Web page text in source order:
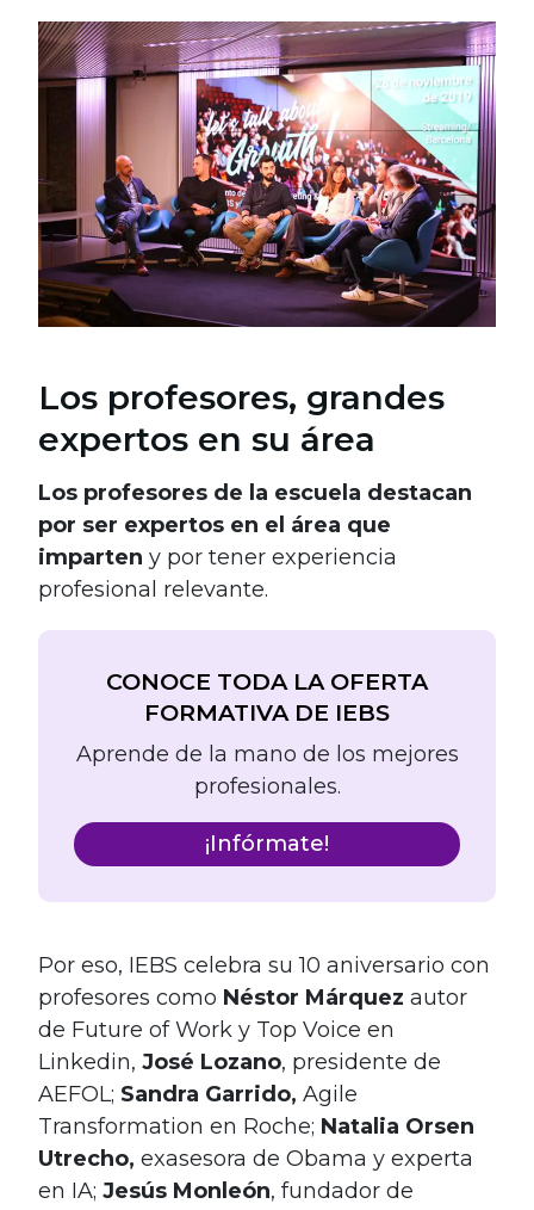
Los profesores, grandes
expertos en su área
Los profesores de la escuela destacan
por ser expertos en el área que
imparten y por tener experiencia
profesional relevante.
CONOCE TODA LA OFERTA
FORMATIVA DE IEBS
Aprende de la mano de los mejores
profesionales.
¡Infórmate!
Por eso, IEBS celebra su 10 aniversario con
profesores como Néstor Márquez autor
de Future of Work y Top Voice en
Linkedin, José Lozano, presidente de
AEFOL; Sandra Garrido, Agile
Transformation en Roche; Natalia Orsen
Utrecho, exasesora de Obama y experta
en IA; Jesús Monleón, fundador de